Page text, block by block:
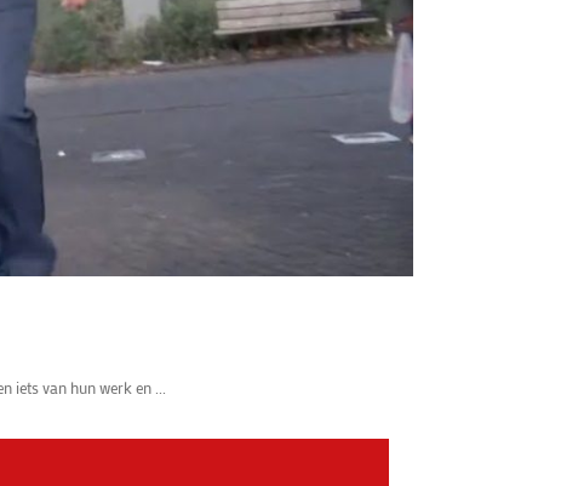
van hun werk en ...